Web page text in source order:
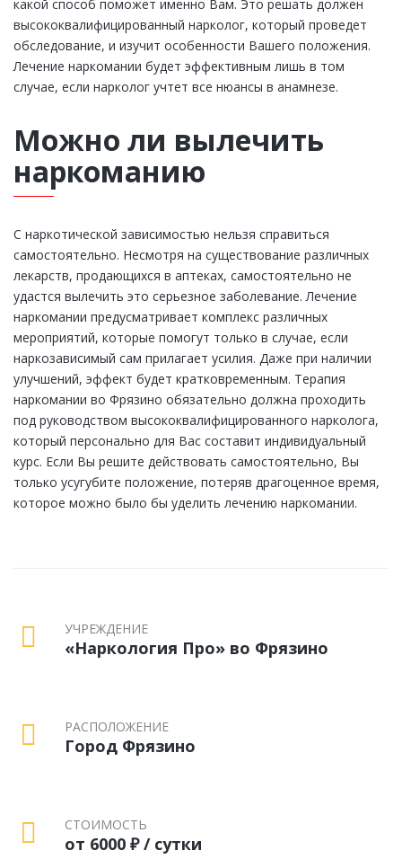
какой способ поможет именно Вам. Это решать должен
высококвалифицированный нарколог, который проведет
обследование, и изучит особенности Вашего положения.
Лечение наркомании будет эффективным лишь в том
случае, если нарколог учтет все нюансы в анамнезе.
Можно ли вылечить
наркоманию
С наркотической зависимостью нельзя справиться
самостоятельно. Несмотря на существование различных
лекарств, продающихся в аптеках, самостоятельно не
удастся вылечить это серьезное заболевание. Лечение
наркомании предусматривает комплекс различных
мероприятий, которые помогут только в случае, если
наркозависимый сам прилагает усилия. Даже при наличии
улучшений, эффект будет кратковременным. Терапия
наркомании во Фрязино обязательно должна проходить
под руководством высококвалифицированного нарколога,
который персонально для Вас составит индивидуальный
курс. Если Вы решите действовать самостоятельно, Вы
только усугубите положение, потеряв драгоценное время,
которое можно было бы уделить лечению наркомании.
УЧРЕЖДЕНИЕ
«Наркология Про» во Фрязино
РАСПОЛОЖЕНИЕ
Город Фрязино
СТОИМОСТЬ
от 6000 ₽ / сутки